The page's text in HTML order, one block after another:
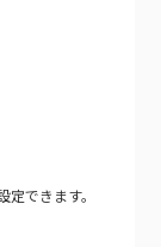
できます。